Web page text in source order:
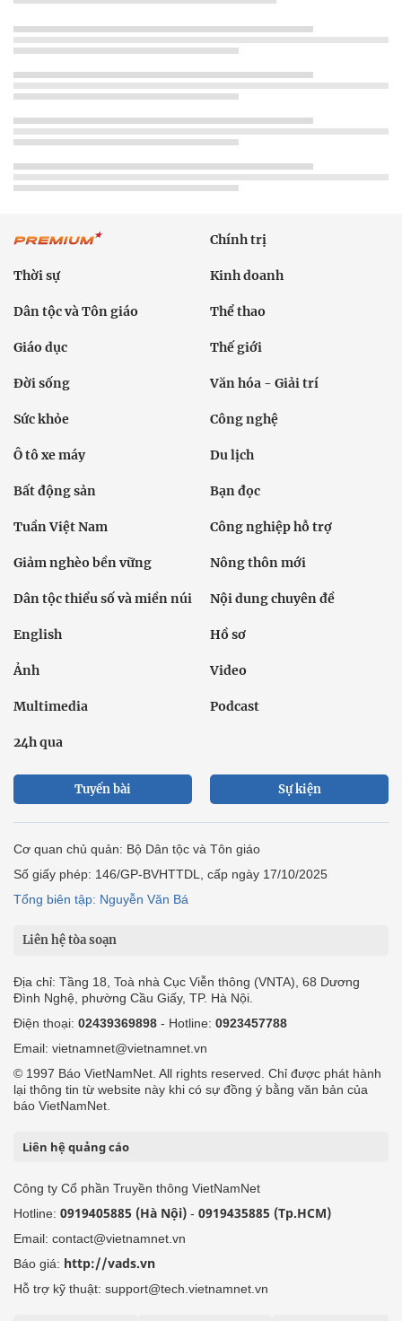
Chính trị
Thời sự Kinh doanh
Dân tộc và Tôn giáo Thể thao
Giáo dục Thế giới
Đời sống Văn hóa - Giải trí
Sức khỏe Công nghệ
Ô tô xe máy Du lịch
Bất động sản Bạn đọc
Tuần Việt Nam Công nghiệp hỗ trợ
Giảm nghèo bền vững Nông thôn mới
Dân tộc thiểu số và miền núi Nội dung chuyên đề
English Hồ sơ
Ảnh Video
Multimedia Podcast
24h qua
Tuyến bài Sự kiện
Cơ quan chủ quản: Bộ Dân tộc và Tôn giáo
Số giấy phép: 146/GP-BVHTTDL, cấp ngày 17/10/2025
Tổng biên tập: Nguyễn Văn Bá
Liên hệ tòa soạn
Địa chỉ: Tầng 18, Toà nhà Cục Viễn thông (VNTA), 68 Dương
Đình Nghệ, phường Cầu Giấy, TP. Hà Nội.
Điện thoại: 02439369898 - Hotline: 0923457788
Email: vietnamnet@vietnamnet.vn
© 1997 Báo VietNamNet. All rights reserved. Chỉ được phát hành
lại thông tin từ website này khi có sự đồng ý bằng văn bản của
báo VietNamNet.
Liên hệ quảng cáo
Công ty Cổ phần Truyền thông VietNamNet
Hotline: 0919405885 (Hà Nội) - 0919435885 (Tp.HCM)
Email: contact@vietnamnet.vn
Báo giá: http://vads.vn
Hỗ trợ kỹ thuật: support@tech.vietnamnet.vn